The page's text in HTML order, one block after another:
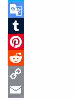
Skype
Google
Translate
Tumblr
Pinterest
Reddit
Copy